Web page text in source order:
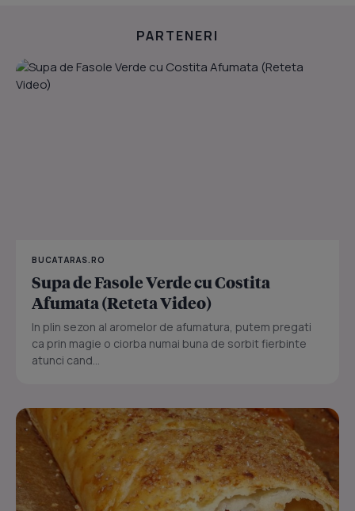
PARTENERI
BUCATARAS.RO
Supa de Fasole Verde cu Costita
Afumata (Reteta Video)
In plin sezon al aromelor de afumatura, putem pregati
ca prin magie o ciorba numai buna de sorbit fierbinte
atunci cand...